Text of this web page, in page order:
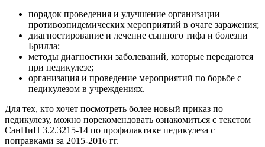
порядок проведения и улучшение организации
противоэпидемических мероприятий в очаге заражения;
диагностирование и лечение сыпного тифа и болезни
Брилла;
методы диагностики заболеваний, которые передаются
при педикулезе;
организация и проведение мероприятий по борьбе с
педикулезом в учреждениях.
Для тех, кто хочет посмотреть более новый приказ по
педикулезу, можно порекомендовать ознакомиться с текстом
СанПиН 3.2.3215-14 по профилактике педикулеза с
поправками за 2015-2016 гг.